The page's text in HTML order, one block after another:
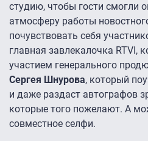
студию, чтобы гости смогли
атмосферу работы
почувствовать себя
главная завлекалочка RTVI,
участием генерального
Сергея Шнурова, который
и даже раздаст автографов
которые того пожелают. А
совместное селфи.